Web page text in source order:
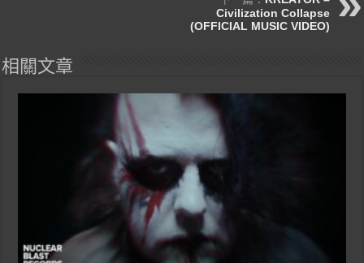
Civilization Collapse
(OFFICIAL MUSIC VIDEO)
相關文章